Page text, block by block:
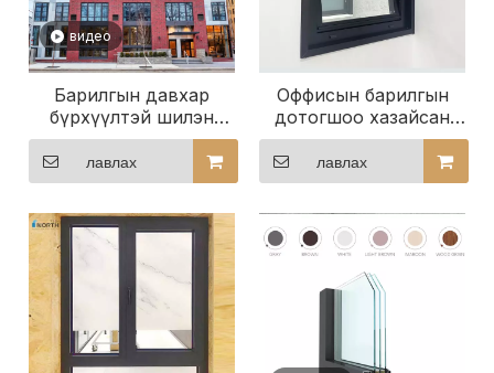
видео
Барилгын давхар
бүрхүүлтэй шилэн
цонхны хана
лавлах
Оффисын барилгын
дотогшоо хазайсан
цонхнууд
лавлах